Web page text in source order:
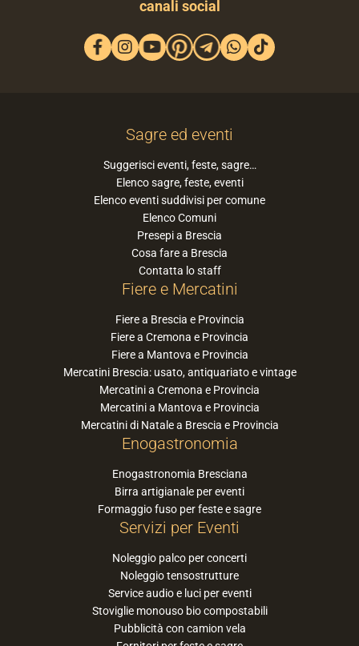
canali social
Sagre ed eventi
Suggerisci eventi, feste, sagre…
Elenco sagre, feste, eventi
Elenco eventi suddivisi per comune
Elenco Comuni
Presepi a Brescia
Cosa fare a Brescia
Contatta lo staff
Fiere e Mercatini
Fiere a Brescia e Provincia
Fiere a Cremona e Provincia
Fiere a Mantova e Provincia
Mercatini Brescia: usato, antiquariato e vintage
Mercatini a Cremona e Provincia
Mercatini a Mantova e Provincia
Mercatini di Natale a Brescia e Provincia
Enogastronomia
Enogastronomia Bresciana
Birra artigianale per eventi
Formaggio fuso per feste e sagre
Servizi per Eventi
Noleggio palco per concerti
Noleggio tensostrutture
Service audio e luci per eventi
Stoviglie monouso bio compostabili
Pubblicità con camion vela